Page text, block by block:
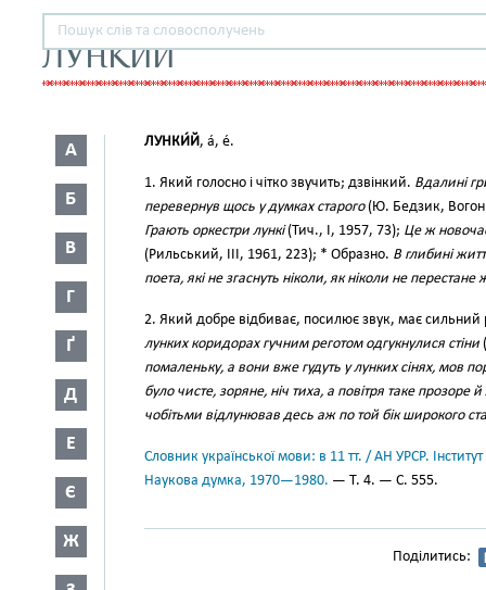
ЛУНКИЙ
А
Б
В
Г
Ґ
Д
Е
Є
Ж
ЛУНКИ́Й, а́, е́.
1. Який голосно і чітко звучить; дзвінкий. Вдалині
перевернув щось у думках старого(Ю. Бедзик,
Грають оркестри лункі(Тич., І, 1957, 73); Це ж
(Рильський, III, 1961, 223); * Образно. В глибині
поета, які не згаснуть ніколи, як ніколи не
2. Який добре відбиває, посилює звук, має сильний
лунких коридорах гучним реготом одгукнулися стіни
помаленьку, а вони вже гудуть у лунких сінях, мов
було чисте, зоряне, ніч тиха, а повітря таке прозоре
чобітьми відлунював десь аж по той бік широкого
Словник української мови: в 11 тт. / АН УРСР.
Наукова думка, 1970—1980. — Т. 4. — С. 555.
Поділитись: